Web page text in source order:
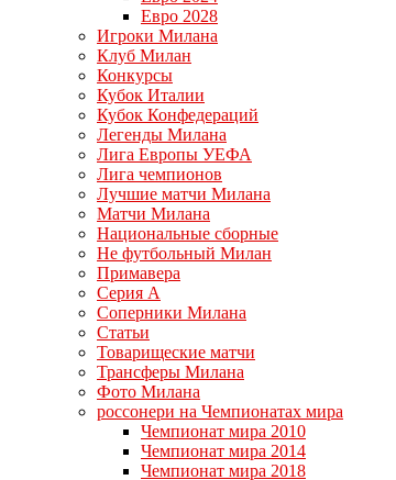
Евро 2028
Игроки Милана
Клуб Милан
Конкурсы
Кубок Италии
Кубок Конфедераций
Легенды Милана
Лига Европы УЕФА
Лига чемпионов
Лучшие матчи Милана
Матчи Милана
Национальные сборные
Не футбольный Милан
Примавера
Серия А
Соперники Милана
Статьи
Товарищеские матчи
Трансферы Милана
Фото Милана
россонери на Чемпионатах мира
Чемпионат мира 2010
Чемпионат мира 2014
Чемпионат мира 2018